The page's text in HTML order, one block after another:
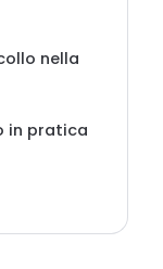
nella
in pratica